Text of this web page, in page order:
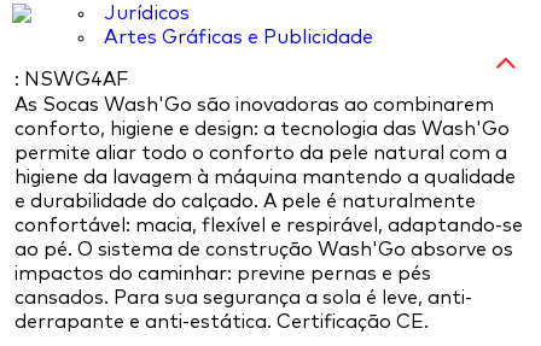
Jurídicos
Artes Gráficas e Publicidade
: NSWG4AF
As Socas Wash'Go são inovadoras ao combinarem
conforto, higiene e design: a tecnologia das Wash'Go
permite aliar todo o conforto da pele natural com a
higiene da lavagem à máquina mantendo a qualidade
e durabilidade do calçado. A pele é naturalmente
confortável: macia, flexível e respirável, adaptando-se
ao pé. O sistema de construção Wash'Go absorve os
impactos do caminhar: previne pernas e pés
cansados. Para sua segurança a sola é leve, anti-
derrapante e anti-estática. Certificação CE.